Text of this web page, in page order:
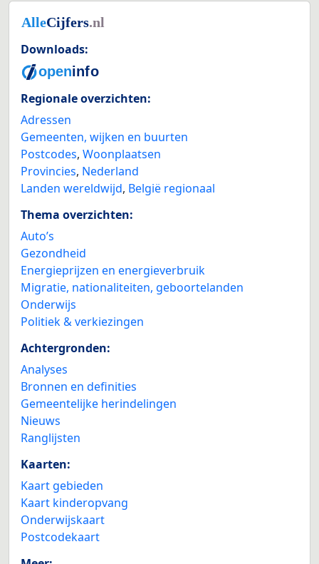
Downloads:
Regionale overzichten:
Adressen
Gemeenten, wijken en buurten
Postcodes, Woonplaatsen
Provincies, Nederland
Landen wereldwijd, België regionaal
Thema overzichten:
Auto’s
Gezondheid
Energieprijzen en energieverbruik
Migratie, nationaliteiten, geboortelanden
Onderwijs
Politiek & verkiezingen
Achtergronden:
Analyses
Bronnen en definities
Gemeentelijke herindelingen
Nieuws
Ranglijsten
Kaarten:
Kaart gebieden
Kaart kinderopvang
Onderwijskaart
Postcodekaart